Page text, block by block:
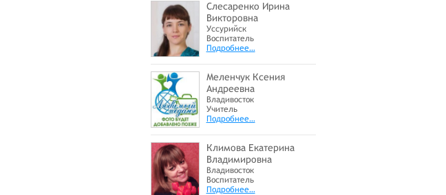
Слесаренко Ирина
Викторовна
Уссурийск
Воспитатель
Подробнее…
Меленчук Ксения
Андреевна
Владивосток
Учитель
Подробнее…
Климова Екатерина
Владимировна
Владивосток
Воспитатель
Подробнее…